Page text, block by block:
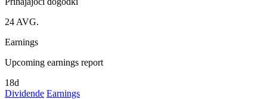
24 AVG.
Earnings
Upcoming earnings report
18d
Dividende Earnings